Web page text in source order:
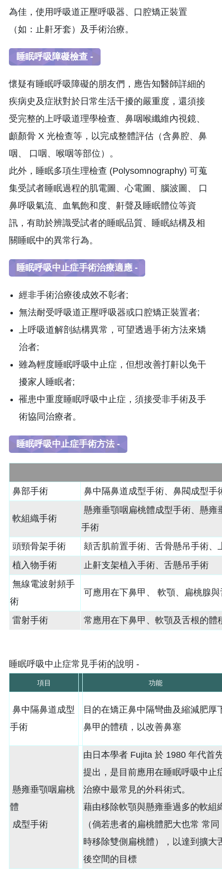
為佳，使用呼吸道正壓呼吸器、口腔矯正裝置
（如：止鼾牙套）及手術治療。
睡眠呼吸障礙檢查 -
懷疑有睡眠呼吸障礙的朋友們，應告知醫師詳細的
疾病史及症狀對於日常生活干擾的嚴重度，還須接
受完整的上呼吸道理學檢查、鼻咽喉纖維內視鏡、
顱顏骨 X 光檢查等，以完成整體評估（含鼻腔、鼻
咽、 口咽、喉咽等部位）。
此外，睡眠多項生理檢查 (Polysomnography) 可蒐
集受試者睡眠過程的肌電圖、心電圖、腦波圖、 口
鼻呼吸氣流、血氧飽和度、鼾聲及睡眠體位等資
訊，有助於辨識受試者的睡眠品質、睡眠結構及相
關睡眠中的異常行為。
睡眠呼吸中止症手術治療適應 -
經非手術治療後成效不彰者;
無法耐受呼吸道正壓呼吸器或口腔矯正裝置者;
上呼吸道解剖結構異常，可望透過手術方法來矯
治者;
雖為輕度睡眠呼吸中止症，但想改善打鼾以免干
擾家人睡眠者;
罹患中重度睡眠呼吸中止症，須接受非手術及手
術協同治療者。
睡眠呼吸中止症手術方法 -
鼻部手術 鼻中隔鼻道成型手術、鼻閥成型手
軟組織手術
懸雍垂顎咽扁桃體成型手術、懸
手術
頭頸骨架手術
頦舌肌前置手術、舌骨懸吊手術、
植入物手術
止鼾支架植入手術、舌懸吊手術
無線電波射頻手
術
可應用在下鼻甲、 軟顎、扁桃腺
雷射手術 常應用在下鼻甲、軟顎及舌根的體
睡眠呼吸中止症常見手術的說明 -
項目 功能
鼻中隔鼻道成型
手術
目的在矯正鼻中隔彎曲及縮減肥厚
鼻甲的體積，以改善鼻塞
懸雍垂顎咽扁桃
體
成型手術
由日本學者 Fujita 於 1980 年代首
提出，是目前應用在睡眠呼吸中止
治療中最常見的外科術式。
藉由移除軟顎與懸雍垂過多的軟組
（倘若患者的扁桃體肥大也常 常同
時移除雙側扁桃體），以達到擴大
後空間的目標